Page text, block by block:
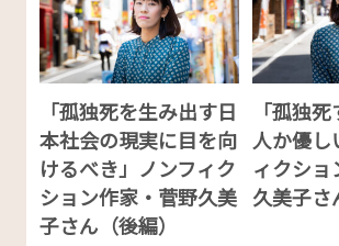
「孤独死を生み出す日
本社会の現実に目を向
けるべき」ノンフィク
ション作家・菅野久美
子さん（後編）
「孤独
人か優し
ィクシ
久美子さ